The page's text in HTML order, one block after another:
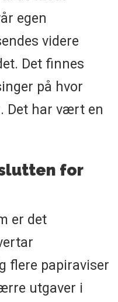
egen
videre
Det finnes
på hvor
Det har vært en
for
er det
flere papiraviser
utgaver i